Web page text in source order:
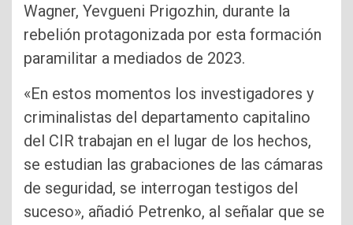
Wagner, Yevgueni Prigozhin, durante la
rebelión protagonizada por esta formación
paramilitar a mediados de 2023.
«En estos momentos los investigadores y
criminalistas del departamento capitalino
del CIR trabajan en el lugar de los hechos,
se estudian las grabaciones de las cámaras
de seguridad, se interrogan testigos del
suceso», añadió Petrenko, al señalar que se